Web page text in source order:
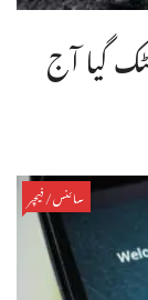
گیا آج
سائنس/فیچر